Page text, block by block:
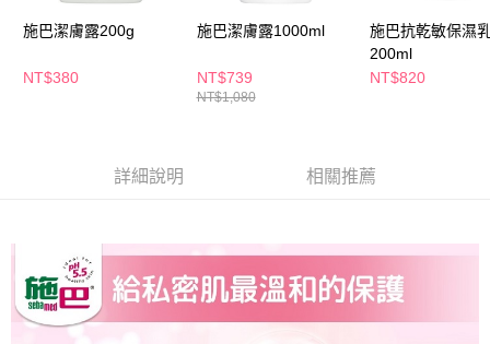
※ 交易是否成功請以「AFTEE先享後付 」之結帳頁面顯示為準，若有關於
是否繳費成功／繳費後需取消欲退款等相關疑問，請聯繫「AFTEE先享後付
客戶支援中心」
https://netprotections.freshdesk.com/support/home
權轉讓予恩沛科技股份有限公司。
２．關於個人資料處理事宜，請瀏覽以下網址：
「AFTEE先享後付」，若未經同意申辦者引起之損失，本公司不負相關責
４．使用「AFTEE先享後付」時，將依據個別帳號之用戶狀況，依本公司即
時審查核予不同之上限額度；若仍有額度不足之情形，本公司將視審查結果
請求用戶進行身份認證。
付款後萊爾富取貨
付款後7-11取貨
每筆NT$100，滿NT$790(含以上)免運費
付款後寶雅門市自取(由倉庫統一出貨)
施巴潔膚露200g
NT$380
施巴潔膚露1000ml
NT$739
NT$1,080
施巴抗乾敏保濕
200ml
NT$820
詳細說明 相關推薦